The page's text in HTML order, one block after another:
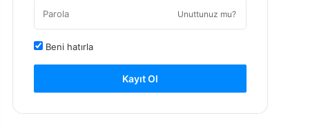
Unuttunuz mu?
Beni hatırla
Kayıt Ol